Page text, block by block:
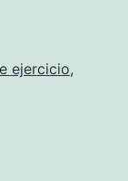
ejercicio,